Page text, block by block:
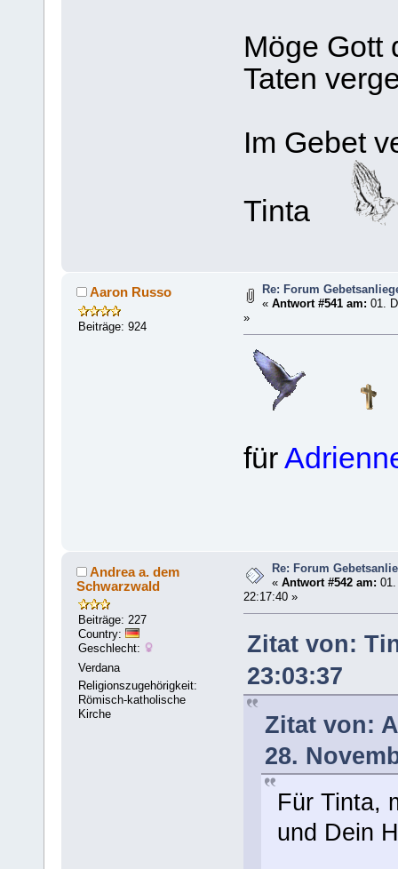
Möge Gott
Taten
Im Gebet
Tinta
Aaron Russo
Beiträge: 924
Re: Forum
«Antwort #541 am: 01.
»
für
Andrea a. dem
Schwarzwald
Beiträge: 227
Country:
Geschlecht:
Verdana
Religionszugehörigkeit:
Römisch-katholische
Kirche
Re: Forum
«Antwort #542 am:
22:17:40 »
Zitat von:
23:03:37
Zitat von:
28.
Für Tinta,
und Dein